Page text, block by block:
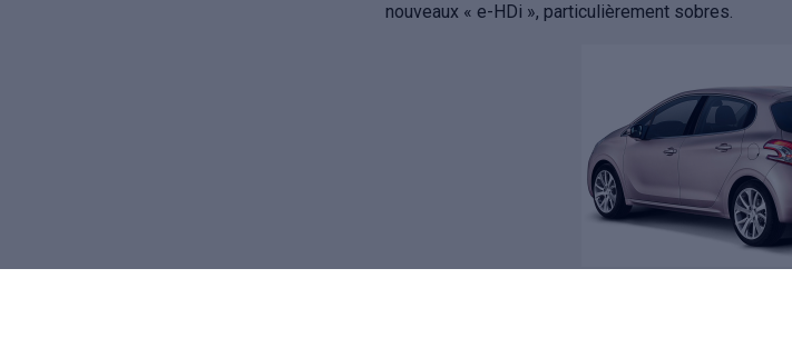
nouveaux « e-HDi », particulièrement sobres.